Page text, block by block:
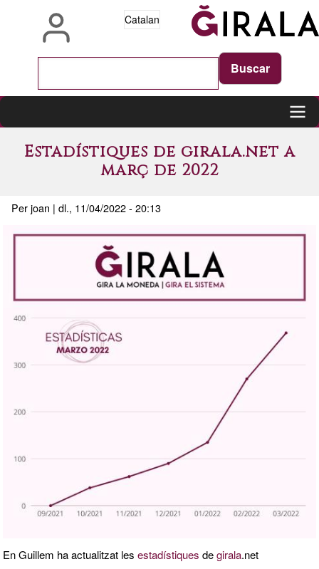
Catalan
Main
navigation
Estadístiques de girala.net a
març de 2022
Perjoan | dl., 11/04/2022 - 20:13
En Guillem ha actualitzat les estadístiques degirala.net